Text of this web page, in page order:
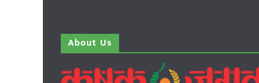
About Us